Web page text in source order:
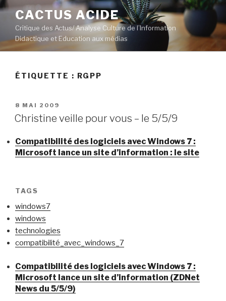
Aller
contenu
principal
CACTUS ACIDE
Critique des Actus/ Analyse Culture de l’Information
Didactique et Education aux médias
ÉTIQUETTE : RGPP
PUBLIÉ
LE
8 MAI 2009
Christine veille pour vous – le 5/5/9
Compatibilité des logiciels avec Windows 7 :
Microsoft lance un site d’information : le site
TAGS
windows7
windows
technologies
compatibilité_avec_windows_7
Compatibilité des logiciels avec Windows 7 :
Microsoft lance un site d’information (ZDNet
News du 5/5/9)